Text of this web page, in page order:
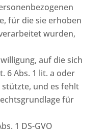
für die sie erhoben
wurden,
auf die sich
6 Abs. 1 lit. a oder
stützte, und es fehlt
für
1 DS-GVO